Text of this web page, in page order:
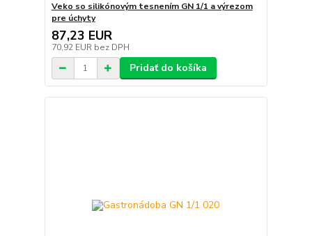
Veko so silikónovým tesnením GN 1/1 a výrezom
pre úchyty
87,23 EUR
70,92 EUR bez DPH
Pridať do košíka